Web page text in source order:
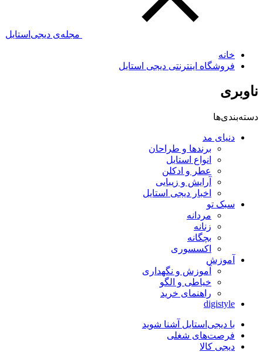
مجله‌ی دیجی‌استایل
خانه
فروشگاه اینترنتی دیجی استایل
ناوبری
دسته‌بندی‌ها
دنیای مد
برندها و طراحان
انواع استایل
عطر و ادکلن
آرایش و زیبایی
اخبار دیجی استایل
سبک تو
مردانه
زنانه
بچگانه
اکسسوری
آموزش
آموزش و نگهداری
خیاطی و الگو
راهنمای خرید
digistyle
با دیجی‌استایل آشنا شوید
فرصت‌های شغلی
دیجی کالا